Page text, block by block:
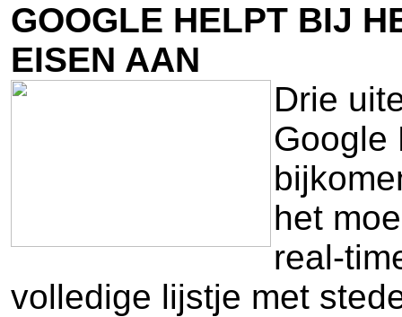
GOOGLE HELPT BIJ
EISEN AAN
Drie
Google
het
real-
volledige lijstje met